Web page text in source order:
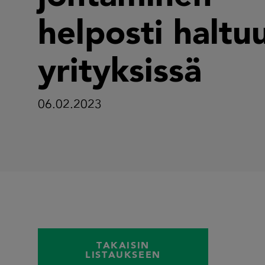
helposti
yrityksissä
06.02.2023
TAKAISIN
LISTAUKSEEN